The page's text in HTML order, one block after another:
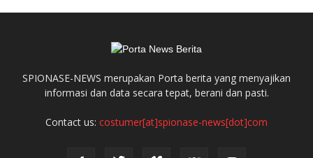
SPIONASE-NEWS merupakan Porta berita yang menyajikan
informasi dan data secara tepat, berani dan pasti.
Contact us: costumer[at]spionase-news[dot]com